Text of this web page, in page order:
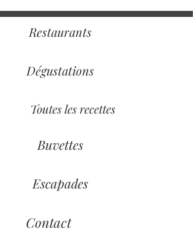
Restaurants
Dégustations
Toutes les recettes
Buvettes
Escapades
Contact